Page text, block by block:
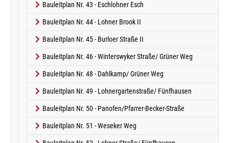
Bauleitplan Nr. 43 - Eschlohner Esch
Bauleitplan Nr. 44 - Lohner Brook II
Bauleitplan Nr. 45 - Burloer Straße II
Bauleitplan Nr. 46 - Winterswyker Straße/ Grüner Weg
Bauleitplan Nr. 48 - Dahlkamp/ Grüner Weg
Bauleitplan Nr. 49 - Lohnergartenstraße/ Fünfhausen
Bauleitplan Nr. 50 - Panofen/Pfarrer-Becker-Straße
Bauleitplan Nr. 51 - Weseker Weg